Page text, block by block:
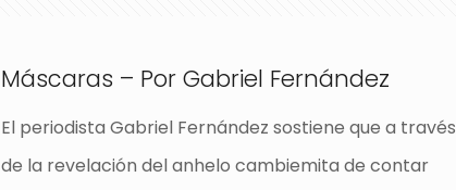
Máscaras – Por Gabriel Fernández
El periodista Gabriel Fernández sostiene que a través
de la revelación del anhelo cambiemita de contar